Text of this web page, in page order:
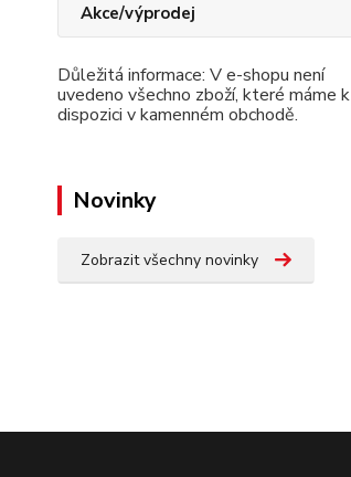
Akce/výprodej
Důležitá informace: V e-shopu není
uvedeno všechno zboží, které máme k
dispozici v kamenném obchodě.
Novinky
Zobrazit všechny novinky